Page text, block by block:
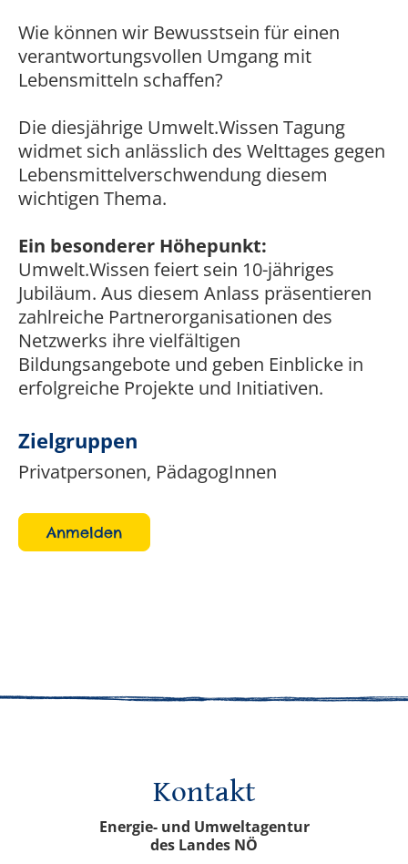
Wie können wir Bewusstsein für einen
verantwortungsvollen Umgang mit
Lebensmitteln schaffen?
Die diesjährige Umwelt.Wissen Tagung
widmet sich anlässlich des Welttages gegen
Lebensmittelverschwendung diesem
wichtigen Thema.
Ein besonderer Höhepunkt:
Umwelt.Wissen feiert sein 10-jähriges
Jubiläum. Aus diesem Anlass präsentieren
zahlreiche Partnerorganisationen des
Netzwerks ihre vielfältigen
Bildungsangebote und geben Einblicke in
erfolgreiche Projekte und Initiativen.
Zielgruppen
Privatpersonen, PädagogInnen
Anmelden
Kontakt
Energie- und Umweltagentur
des Landes NÖ